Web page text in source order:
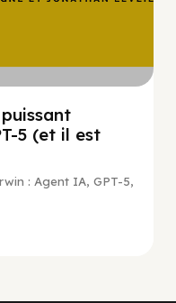
5 (et il est
: Agent IA, GPT-5,